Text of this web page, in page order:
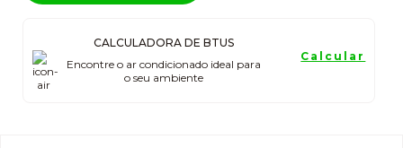
CALCULADORA DE BTUS
Encontre o ar condicionado ideal para
o seu ambiente
Calcular